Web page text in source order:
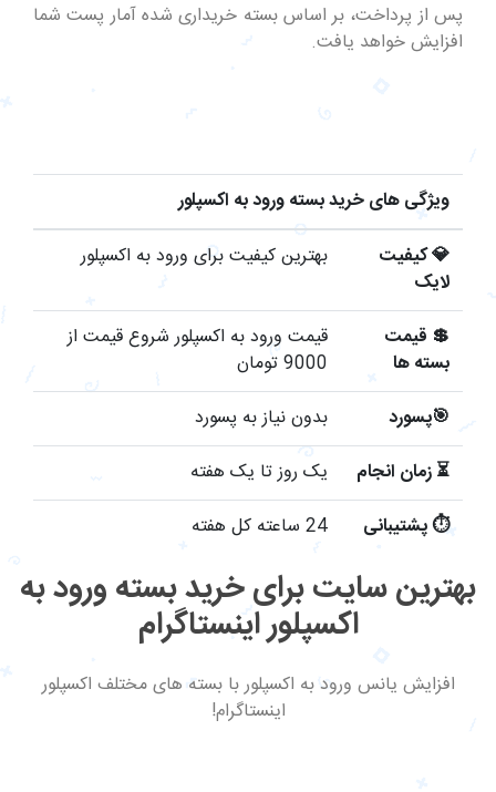
پس از پرداخت، بر اساس بسته خریداری شده آمار پست شما
افزایش خواهد یافت.
ویژگی های خرید بسته ورود به اکسپلور
💎کیفیت
لایک
بهترین کیفیت برای ورود به اکسپلور
💲 قیمت
بسته ها
قیمت ورود به اکسپلور شروع قیمت از
9000 تومان
🎯پسورد
بدون نیاز به پسورد
⏳زمان انجام
یک روز تا یک هفته
⏱پشتیبانی 24 ساعته کل هفته
بهترین سایت برای خرید بسته ورود به
اکسپلور اینستاگرام
افزایش یانس ورود به اکسپلور با بسته های مختلف اکسپلور
اینستاگرام!